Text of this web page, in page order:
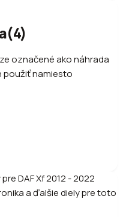
(4)
označené ako náhrada
použiť namiesto
DAFXf 2012 - 2022
a ďalšie diely pre toto